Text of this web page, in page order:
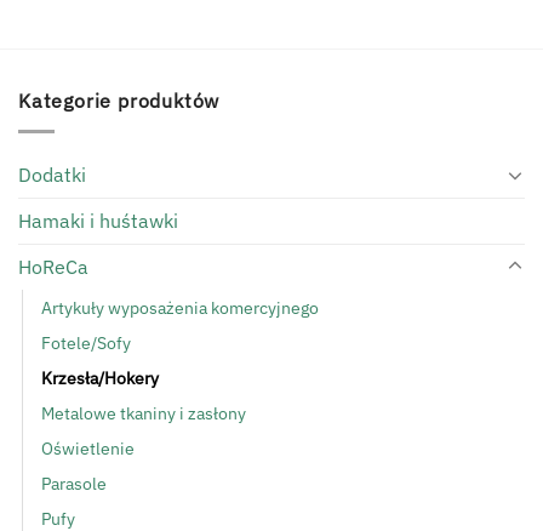
Kategorie produktów
Dodatki
Hamaki i huśtawki
HoReCa
Artykuły wyposażenia komercyjnego
Fotele/Sofy
Krzesła/Hokery
Metalowe tkaniny i zasłony
Oświetlenie
Parasole
Pufy